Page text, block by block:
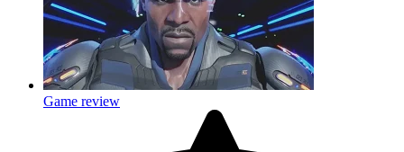
Game review